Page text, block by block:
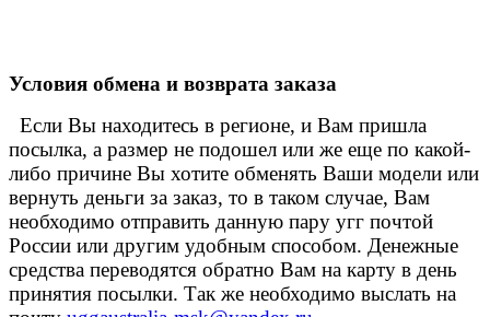
Условия обмена и возврата заказа
Если Вы находитесь в регионе, и Вам пришла
посылка, а размер не подошел или же еще по какой-
либо причине Вы хотите обменять Ваши модели или
вернуть деньги за заказ, то в таком случае, Вам
необходимо отправить данную пару угг почтой
России или другим удобным способом. Денежные
средства переводятся обратно Вам на карту в день
принятия посылки. Так же необходимо выслать на